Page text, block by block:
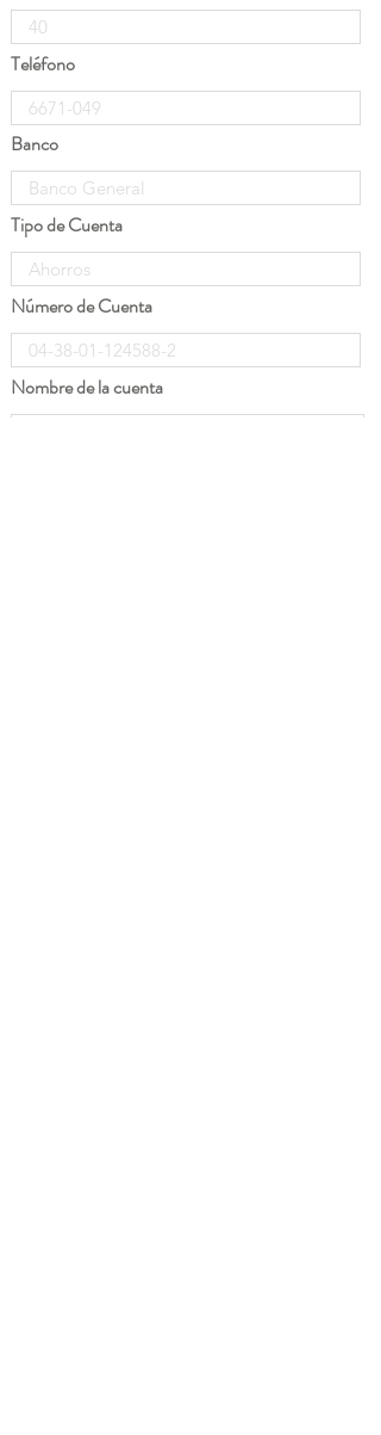
Teléfono
Banco
Tipo de Cuenta
Número de Cuenta
Nombre de la cuenta